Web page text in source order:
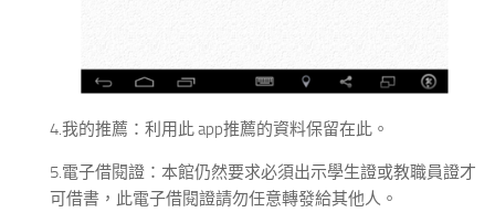
4.我的推薦：利用此 app推薦的資料保留在此。
5.電子借閱證：本館仍然要求必須出示學生證或教職員證才
可借書，此電子借閱證請勿任意轉發給其他人。